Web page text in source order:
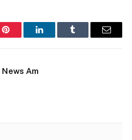
Pinterest LinkedInTumblr Email
Am